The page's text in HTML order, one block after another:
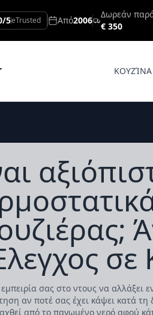
5eTrusted Από2006
Δωρεάν
€ 350
ΚΟΥΖΊΝΑ
σε
σας στο ντους να αλλάξει
αν ποτέ σας έχει κάψει κατά τη
από το παγωμένο νερό αφού